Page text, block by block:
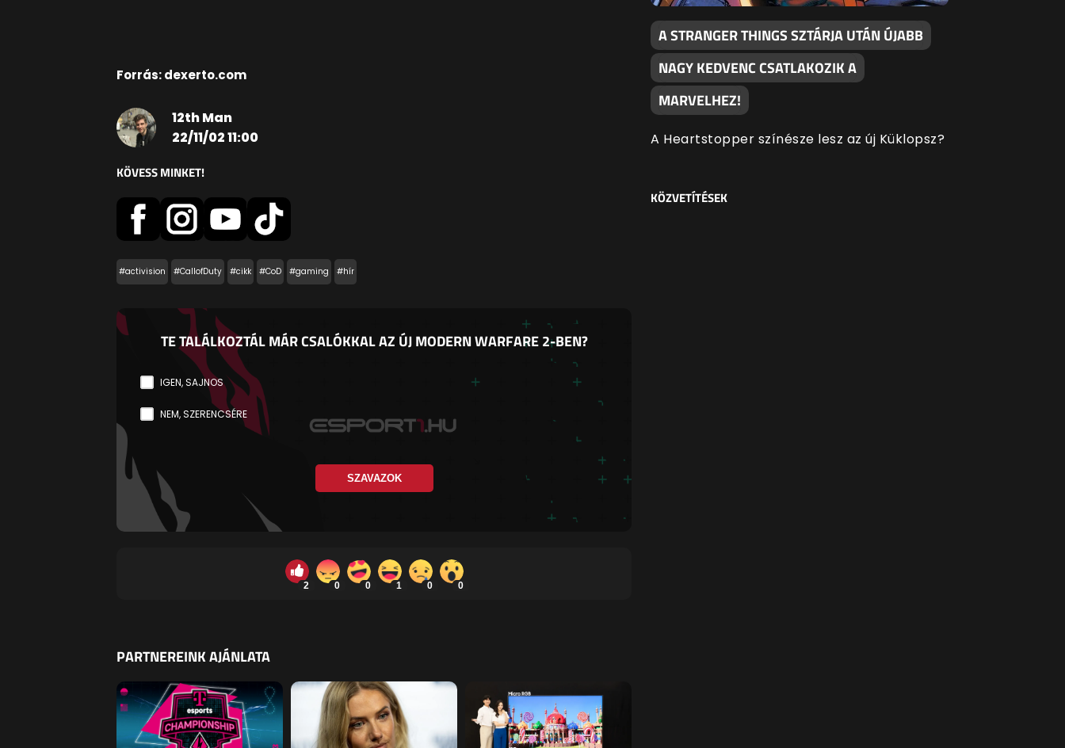
Forrás: dexerto.com
12th Man
22/11/02 11:00
KÖVESS MINKET!
#activision #CallofDuty #cikk #CoD #gaming #hír
TE TALÁLKOZTÁL MÁR CSALÓKKAL AZ ÚJ MODERN WARFARE 2-BEN?
IGEN, SAJNOS
NEM, SZERENCSÉRE
SZAVAZOK
2 0 0 1 0 0
PARTNEREINK AJÁNLATA
A STRANGER THINGS SZTÁRJA UTÁN ÚJABB
NAGY KEDVENC CSATLAKOZIK A
MARVELHEZ!
A Heartstopper színésze lesz az új Küklopsz?
KÖZVETÍTÉSEK